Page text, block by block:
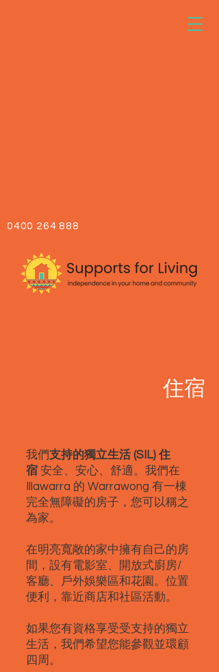
0400 264 888
住宿
我們支持的獨立生活 (SIL) 住
宿 安全、安心、舒適。我們在
Illawarra 的 Warrawong 有一棟
完全無障礙的房子，您可以稱之
為家。
在明亮寬敞的家中擁有自己的房
間，設有電影室、開放式廚房/
客廳、戶外娛樂區和花園。位置
便利，靠近商店和社區活動。
如果您有資格享受受支持的獨立
生活，我們希望您能參觀並環顧
四周。